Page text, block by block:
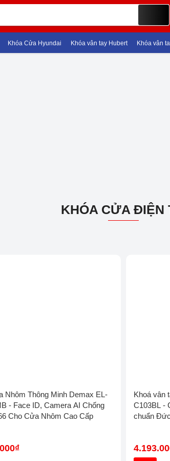
Khóa Cửa Hyundai Khóa vân tay Hubert Khóa vân
KHÓA CỬA ĐIỆN
Nhôm Thông Minh Demax EL-
- Face ID, Camera AI Chống
Cho Cửa Nhôm Cao Cấp
Khoá vân
C103BL -
chuẩn Đức